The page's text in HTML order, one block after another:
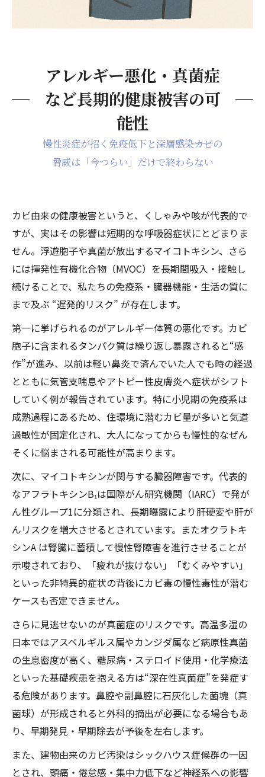
アレルギー悪化・真菌症
など長期的健康被害の可
能性
慢性炎症が招く免疫低下と深層感染――カビの
脅威は「今つらい」だけで終わらない
カビ由来の健康被害というと、くしゃみや咳が代表的で
すが、実はその影響は短期的な呼吸器症状にとどまりま
せん。浮遊胞子や真菌が放出するマイコトキシン、さら
には揮発性有機化合物（MVOC）を長期間吸入・接触し
続けることで、私たちの免疫系・臓器機能・生活の質に
まで及ぶ “遅発的リスク” が存在します。
第一に挙げられるのがアレルギー体質の悪化です。カビ
胞子に含まれるタンパク質は繰り返し暴露されると“感
作”が進み、以前は軽い鼻炎で済んでいた人でも時の経過
とともに気管支喘息やアトピー性皮膚炎へ症状がシフト
していく例が報告されています。特に小児期の免疫系は
成熟過程にあるため、住環境に潜むカビ量が多いと気道
過敏性が固定化され、大人になってからも慢性的なぜん
そくに悩まされる可能性が高まります。
次に、マイコトキシンが関与する臓器障害です。代表的
なアフラトキシンB₁は国際がん研究機関（IARC）で発が
ん性グループ1に分類され、長期曝露により肝硬変や肝が
んリスクを増大させるとされています。またオクラトキ
シンA は腎臓に蓄積して慢性腎障害を進行させることが
示唆されており、「疲れが抜けない」「むくみやすい」
といった非特異的症状の背後にカビ毒の慢性毒性が潜む
ケースも否定できません。
さらに見逃せないのが真菌症のリスクです。高温多湿の
日本ではアスペルギルス属やカンジダ属など病原性真菌
の生息密度が高く、糖尿病・ステロイド使用・化学療法
といった基礎疾患を抱える方は“深在性真菌症”を発症す
る危険があります。鼻腔や副鼻腔に石灰化した菌塊（真
菌球）が形成されると外科的摘出が必要になる場合もあ
り、早期発見・早期除去が予後を左右します。
また、建物由来のカビ汚染はシックハウス症候群の一因
とされ、頭痛・倦怠感・集中力低下など神経系への影響